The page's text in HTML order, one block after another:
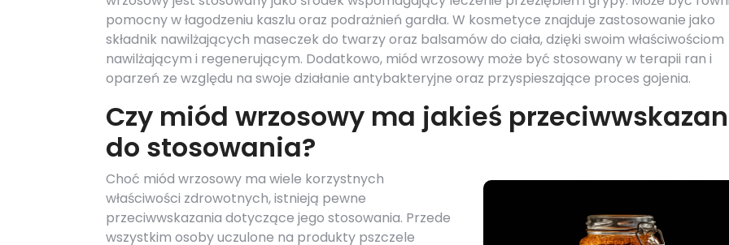
pomocny w łagodzeniu kaszlu oraz podrażnień gardła. W kosmetyce znajduje zastosowanie jako
składnik nawilżających maseczek do twarzy oraz balsamów do ciała, dzięki swoim właściwościom
nawilżającym i regenerującym. Dodatkowo, miód wrzosowy może być stosowany w terapii ran i
oparzeń ze względu na swoje działanie antybakteryjne oraz przyspieszające proces gojenia.
Czy miód wrzosowy ma jakieś
do stosowania?
Choć miód wrzosowy ma wiele korzystnych
właściwości zdrowotnych, istnieją pewne
przeciwwskazania dotyczące jego stosowania. Przede
wszystkim osoby uczulone na produkty pszczele